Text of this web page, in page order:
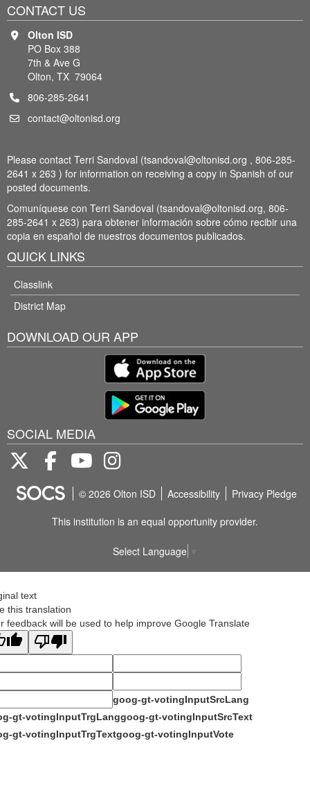
CONTACT US
Olton ISD
PO Box 388
7th & Ave G
Olton, TX 79064
806-285-2641
contact@oltonisd.org
Please contact Terri Sandoval (tsandoval@oltonisd.org , 806-285-
2641 x 263 ) for information on receiving a copy in Spanish of our
posted documents.
Comuníquese con Terri Sandoval (tsandoval@oltonisd.org, 806-
285-2641 x 263) para obtener información sobre cómo recibir una
copia en español de nuestros documentos publicados.
QUICK LINKS
Classlink
District Map
DOWNLOAD OUR APP
SOCIAL MEDIA
Twitter FacebookYoutube
© 2026 Olton ISD Accessibility
Privacy Pledge
This institution is an equal opportunity provider.
Select Language
text
this translation
feedback will be used to help improve Google Translate
goog-gt-votingInputSrcLang
gt-votingInputTrgLanggoog-gt-votingInputSrcText
gt-votingInputTrgTextgoog-gt-votingInputVote